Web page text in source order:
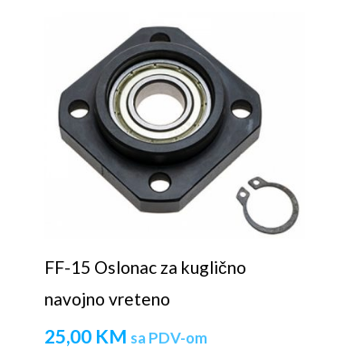
FF-15 Oslonac za kuglično
navojno vreteno
25,00 KM sa PDV-om